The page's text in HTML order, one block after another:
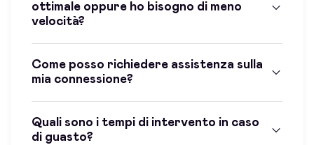
ottimale oppure ho bisogno di meno
velocità?
Come posso richiedere assistenza sulla
mia connessione?
Quali sono i tempi di intervento in caso
di guasto?